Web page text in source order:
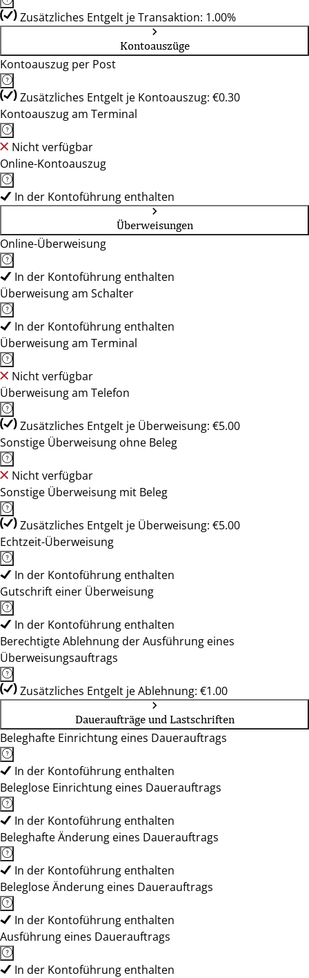
Zusätzliches Entgelt je Transaktion: 1.00%
Kontoauszüge
Kontoauszug per Post
Zusätzliches Entgelt je Kontoauszug: €0.30
Kontoauszug am Terminal
Nicht verfügbar
Online-Kontoauszug
In der Kontoführung enthalten
Überweisungen
Online-Überweisung
In der Kontoführung enthalten
Überweisung am Schalter
In der Kontoführung enthalten
Überweisung am Terminal
Nicht verfügbar
Überweisung am Telefon
Zusätzliches Entgelt je Überweisung: €5.00
Sonstige Überweisung ohne Beleg
Nicht verfügbar
Sonstige Überweisung mit Beleg
Zusätzliches Entgelt je Überweisung: €5.00
Echtzeit-Überweisung
In der Kontoführung enthalten
Gutschrift einer Überweisung
In der Kontoführung enthalten
Berechtigte Ablehnung der Ausführung eines
Überweisungsauftrags
Zusätzliches Entgelt je Ablehnung: €1.00
Daueraufträge und Lastschriften
Beleghafte Einrichtung eines Dauerauftrags
In der Kontoführung enthalten
Beleglose Einrichtung eines Dauerauftrags
In der Kontoführung enthalten
Beleghafte Änderung eines Dauerauftrags
In der Kontoführung enthalten
Beleglose Änderung eines Dauerauftrags
In der Kontoführung enthalten
Ausführung eines Dauerauftrags
In der Kontoführung enthalten